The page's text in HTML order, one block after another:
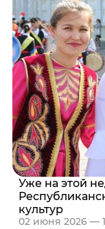
Уже на этой
культур
02 июня 2026 —